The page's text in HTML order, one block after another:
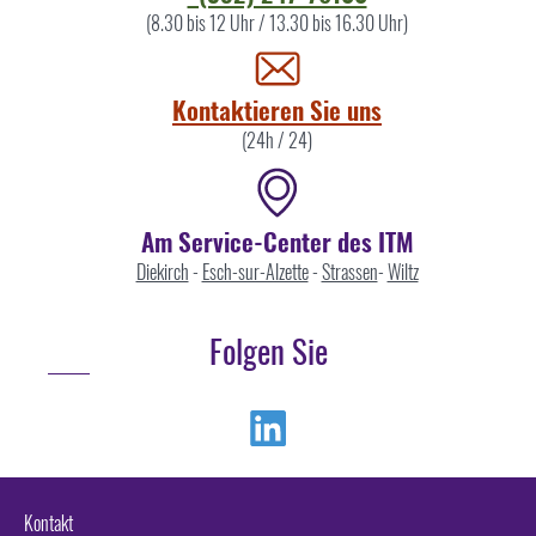
(8.30 bis 12 Uhr / 13.30 bis 16.30 Uhr)
Kontaktieren Sie uns
(24h / 24)
Am Service-Center des ITM
Diekirch- Esch-sur-Alzette-Strassen-Wiltz
Folgen Sie
Kontakt